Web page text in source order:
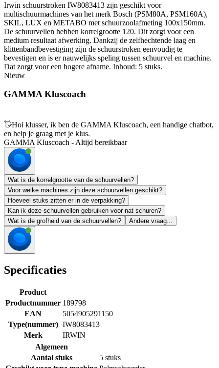
Irwin schuurstroken IW8083413 zijn geschikt voor
multischuurmachines van het merk Bosch (PSM80A, PSM160A),
SKIL, LUX en METABO met schuurzoolafmeting 100x150mm.
De schuurvellen hebben korrelgrootte 120. Dit zorgt voor een
medium resultaat afwerking. Dankzij de zelfhechtende laag en
klittenbandbevestiging zijn de schuurstroken eenvoudig te
bevestigen en is er nauwelijks speling tussen schuurvel en machine.
Dat zorgt voor een hogere afname. Inhoud: 5 stuks.
Nieuw
GAMMA Kluscoach
👋Hoi klusser, ik ben de GAMMA Kluscoach, een handige chatbot,
en help je graag met je klus.
GAMMA Kluscoach - Altijd bereikbaar
Wat is de korrelgrootte van de schuurvellen?
Voor welke machines zijn deze schuurvellen geschikt?
Hoeveel stuks zitten er in de verpakking?
Kan ik deze schuurvellen gebruiken voor nat schuren?
Wat is de grofheid van de schuurvellen?
Andere vraag...
Specificaties
Product
Productnummer 189798
EAN
5054905291150
Type(nummer) IW8083413
Merk
IRWIN
Algemeen
Aantal stuks
5 stuks